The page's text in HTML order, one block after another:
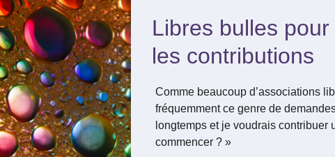
Libres bulles
les contributions
Comme beaucoup d’associations
fréquemment ce genre de
longtemps et je voudrais contribuer
commencer ? »